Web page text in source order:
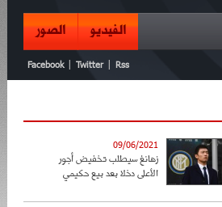
الفيديو الصور
Facebook Twitter Rss
09/06/2021
زهانغ سيطلب تخفيض أجور
الأعلى دخلا بعد بيع حكيمي